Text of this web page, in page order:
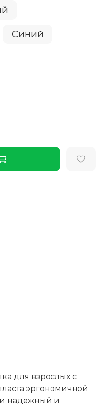
Cиний
для взрослых с
эргономичной
надежный и